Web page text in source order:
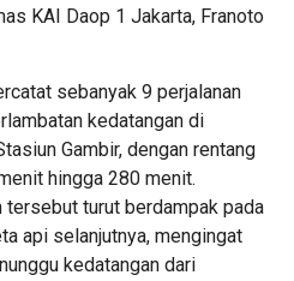
KAI Daop 1 Jakarta, Franoto
sebanyak 9 perjalanan
kedatangan di
Gambir, dengan rentang
hingga 280 menit.
tersebut turut berdampak pada
api selanjutnya, mengingat
kedatangan dari